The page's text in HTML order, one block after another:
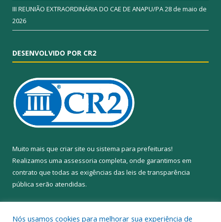
III REUNIÃO EXTRAORDINÁRIA DO CAE DE ANAPU/PA28 de maio de
2026
DESENVOLVIDO POR CR2
Muito mais que criar site ou sistema para prefeituras!
Realizamos uma assessoria completa, onde garantimos em
contrato que todas as exigências das leis de transparência
pública serão atendidas.
Nós usamos cookies para melhorar sua experiência de